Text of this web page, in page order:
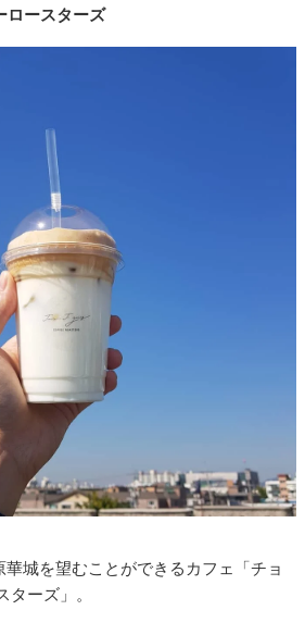
ロースターズ
城を望むことができるカフェ「チョ
ターズ」。